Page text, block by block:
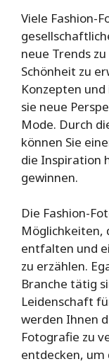
Viele Fashion-
neue Trends
Schönheit zu
Konzepten
sie neue
Mode. Durch
können Sie
die Inspiration
gewinnen.
Die Fashion-
Möglichkeiten,
entfalten und
zu erzählen.
Branche tätig
Leidenschaft
werden Ihnen
Fotografie zu
entdecken, um